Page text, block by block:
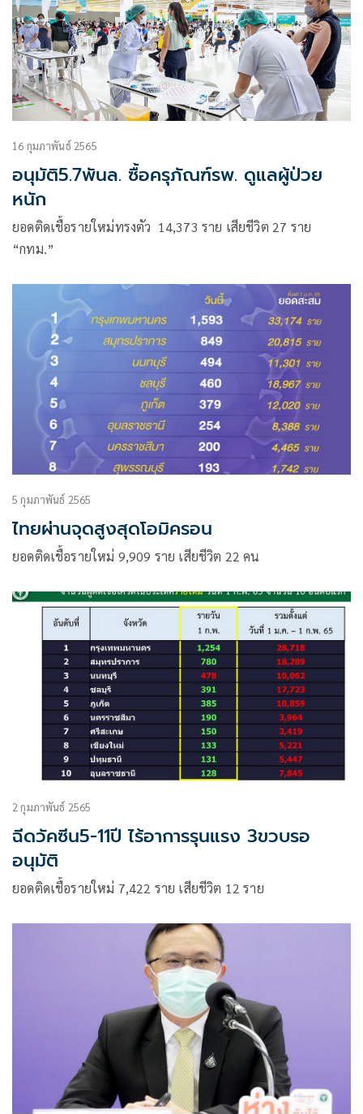
16 กุมภาพันธ์ 2565
อนุมัติ5.7พันล. ซื้อครุภัณฑ์รพ. ดูแลผู้ป่วย
หนัก
ยอดติดเชื้อรายใหม่ทรงตัว 14,373 ราย เสียชีวิต 27 ราย
“กทม.”
5 กุมภาพันธ์ 2565
ไทยผ่านจุดสูงสุดโอมิครอน
ยอดติดเชื้อรายใหม่ 9,909 ราย เสียชีวิต 22 คน
2 กุมภาพันธ์ 2565
ฉีดวัคซีน5-11ปี ไร้อาการรุนแรง 3ขวบรอ
อนุมัติ
ยอดติดเชื้อรายใหม่ 7,422 ราย เสียชีวิต 12 ราย